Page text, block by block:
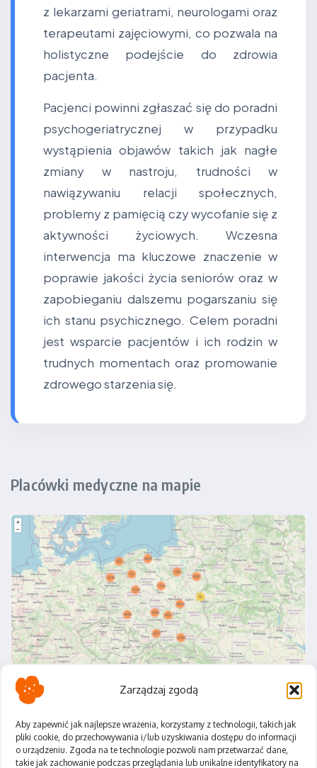
Zarządzaj zgodą
Aby zapewnić jak najlepsze wrażenia, korzystamy z technologii, takich jak
pliki cookie, do przechowywania i/lub uzyskiwania dostępu do informacji
o urządzeniu. Zgoda na te technologie pozwoli nam przetwarzać dane,
takie jak zachowanie podczas przeglądania lub unikalne identyfikatory na
z lekarzami geriatrami, neurologami oraz
terapeutami zajęciowymi, co pozwala na
holistyczne podejście do zdrowia
pacjenta.
Pacjenci powinni zgłaszać się do poradni
psychogeriatrycznej w przypadku
wystąpienia objawów takich jak nagłe
zmiany w nastroju, trudności w
nawiązywaniu relacji społecznych,
problemy z pamięcią czy wycofanie się z
aktywności życiowych. Wczesna
interwencja ma kluczowe znaczenie w
poprawie jakości życia seniorów oraz w
zapobieganiu dalszemu pogarszaniu się
ich stanu psychicznego. Celem poradni
jest wsparcie pacjentów i ich rodzin w
trudnych momentach oraz promowanie
zdrowego starzenia się.
Placówki medyczne na mapie
Polityka Prywatności